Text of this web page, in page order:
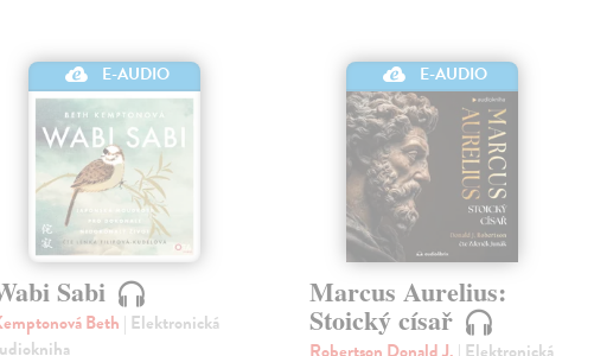
E-AUDIO
Sabi
Beth | Elektronická
E-AUDIO
Marcus Aurelius:
Stoický císař